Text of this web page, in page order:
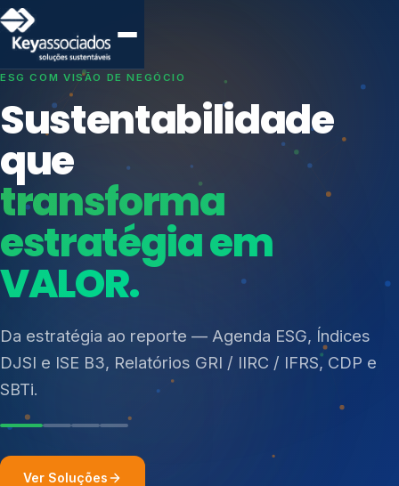
SISTEMAS DE GESTÃO OTIMIZADOS E INTEGRADOS
Conformidade que
protege seu
negócio.
Consultoria, auditoria e treinamentos em ISO 27001,
ISO 27701, ISO 42001, ISO 37001, ISO 9001, ISO
resíduos sólidos (PGRS/PMGRS).
Índices de Mercado
Mudanças Climáticas
Reputação e Cadeia
Reporte Regulatório
Ver Soluções